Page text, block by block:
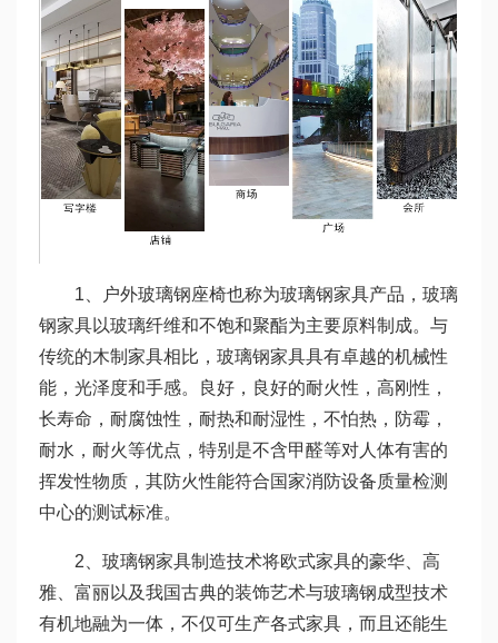
1、户外玻璃钢座椅也称为玻璃钢家具产品，玻璃
钢家具以玻璃纤维和不饱和聚酯为主要原料制成。与
传统的木制家具相比，玻璃钢家具具有卓越的机械性
能，光泽度和手感。良好，良好的耐火性，高刚性，
长寿命，耐腐蚀性，耐热和耐湿性，不怕热，防霉，
耐水，耐火等优点，特别是不含甲醛等对人体有害的
挥发性物质，其防火性能符合国家消防设备质量检测
中心的测试标准。
2、玻璃钢家具制造技术将欧式家具的豪华、高
雅、富丽以及我国古典的装饰艺术与玻璃钢成型技术
有机地融为一体，不仅可生产各式家具，而且还能生